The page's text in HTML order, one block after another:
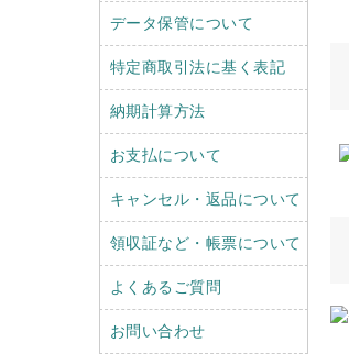
データ保管について
特定商取引法に基く表記
納期計算方法
お支払について
キャンセル・返品について
領収証など・帳票について
よくあるご質問
お問い合わせ